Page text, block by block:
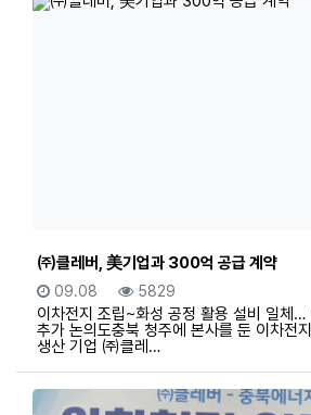
㈜클레버, 美기업과 300억 공급 계약
등록일
09.08 조회
5829
이차전지 조립~화성 공정 활용 설비 일체
추가 논의도충북 청주에 본사를 둔 이차전
생산 기업 ㈜클레…